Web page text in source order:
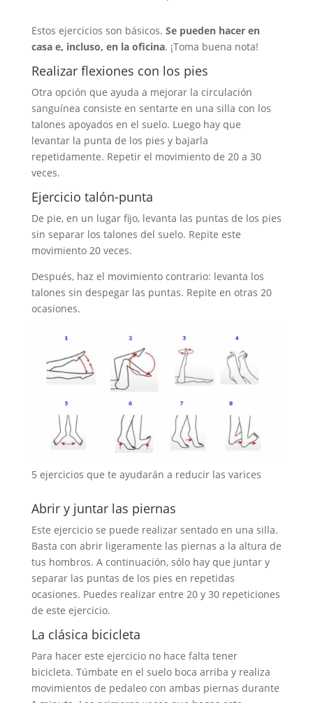
Estos ejercicios son básicos. Se pueden hacer en
casa e, incluso, en la oficina. ¡Toma buena nota!
Realizar flexiones con los pies
Otra opción que ayuda a mejorar la circulación
sanguínea consiste en sentarte en una silla con los
talones apoyados en el suelo. Luego hay que
levantar la punta de los pies y bajarla
repetidamente. Repetir el movimiento de 20 a 30
veces.
Ejercicio talón-punta
De pie, en un lugar fijo, levanta las puntas de los pies
sin separar los talones del suelo. Repite este
movimiento 20 veces.
Después, haz el movimiento contrario: levanta los
talones sin despegar las puntas. Repite en otras 20
ocasiones.
5 ejercicios que te ayudarán a reducir las varices
Abrir y juntar las piernas
Este ejercicio se puede realizar sentado en una silla.
Basta con abrir ligeramente las piernas a la altura de
tus hombros. A continuación, sólo hay que juntar y
separar las puntas de los pies en repetidas
ocasiones. Puedes realizar entre 20 y 30 repeticiones
de este ejercicio.
La clásica bicicleta
Para hacer este ejercicio no hace falta tener
bicicleta. Túmbate en el suelo boca arriba y realiza
movimientos de pedaleo con ambas piernas durante